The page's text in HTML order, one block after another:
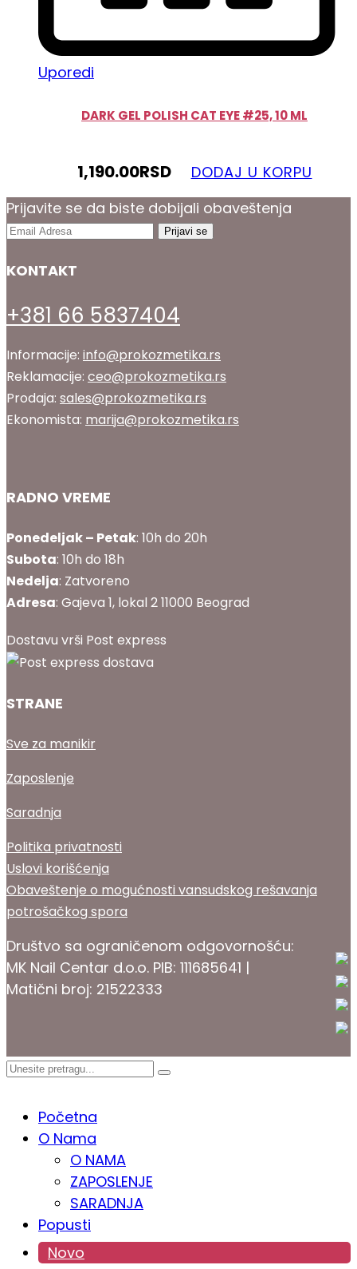
Uporedi
DARK GEL POLISH CAT EYE #25, 10 ML
1,190.00RSD
DODAJ U KORPU
Prijavite se da biste dobijali obaveštenja
KONTAKT
+381 66 5837404
Informacije: info@prokozmetika.rs
Reklamacije: ceo@prokozmetika.rs
Prodaja: sales@prokozmetika.rs
Ekonomista: marija@prokozmetika.rs
RADNO VREME
Ponedeljak – Petak: 10h do 20h
Subota: 10h do 18h
Nedelja: Zatvoreno
Adresa: Gajeva 1, lokal 2 11000 Beograd
Dostavu vrši Post express
STRANE
Sve za manikir
Zaposlenje
Saradnja
Politika privatnosti
Uslovi korišćenja
Obaveštenje o mogućnosti vansudskog rešavanja
potrošačkog spora
Društvo sa ograničenom odgovornošću:
MK Nail Centar d.o.o. PIB: 111685641 |
Matični broj: 21522333
Početna
O Nama
O NAMA
ZAPOSLENJE
SARADNJA
Popusti
Novo